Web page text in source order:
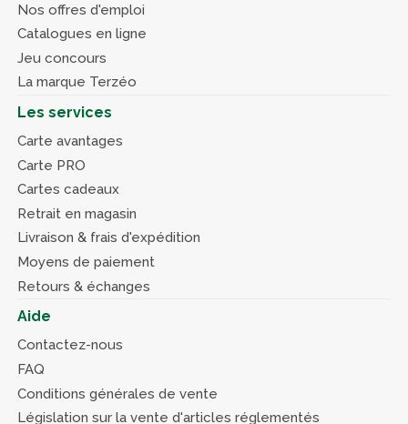
Nos offres d'emploi
Catalogues en ligne
Jeu concours
La marque Terzéo
Les services
Carte avantages
Carte PRO
Cartes cadeaux
Retrait en magasin
Livraison & frais d'expédition
Moyens de paiement
Retours & échanges
Aide
Contactez-nous
FAQ
Conditions générales de vente
Législation sur la vente d'articles réglementés